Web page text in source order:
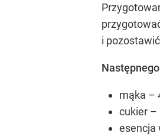
i
mąka –
cukier –
esencja